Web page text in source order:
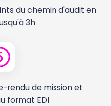
du chemin d'audit en
3h
rendu de mission et
format EDI